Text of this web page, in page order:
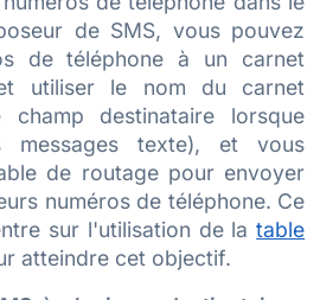
de SMS, vous pouvez
de téléphone à un carnet
utiliser le nom du carnet
champ destinataire lorsque
messages texte), et vous
de routage pour envoyer
numéros de téléphone. Ce
sur l'utilisation de latable
atteindre cet objectif.